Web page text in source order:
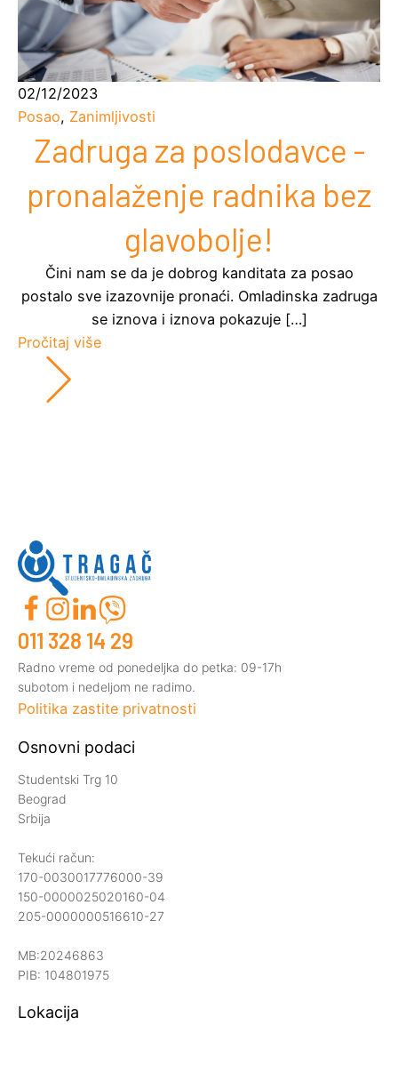
02/12/2023
Posao, Zanimljivosti
Zadruga za poslodavce -
pronalaženje radnika bez
glavobolje!
Čini nam se da je dobrog kanditata za posao
postalo sve izazovnije pronaći. Omladinska zadruga
se iznova i iznova pokazuje […]
Pročitaj više
011 328 14 29
Radno vreme od ponedeljka do petka: 09-17h
subotom i nedeljom ne radimo.
Politika zastite privatnosti
Osnovni podaci
Studentski Trg 10
Beograd
Srbija
Tekući račun:
170-0030017776000-39
150-0000025020160-04
205-0000000516610-27
MB:20246863
PIB: 104801975
Lokacija